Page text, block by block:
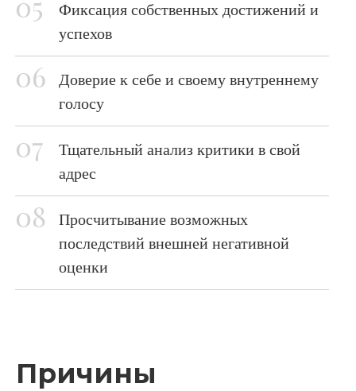
Фиксация собственных достижений и
успехов
Доверие к себе и своему внутреннему
голосу
Тщательный анализ критики в свой
адрес
Просчитывание возможных
последствий внешней негативной
оценки
Причины